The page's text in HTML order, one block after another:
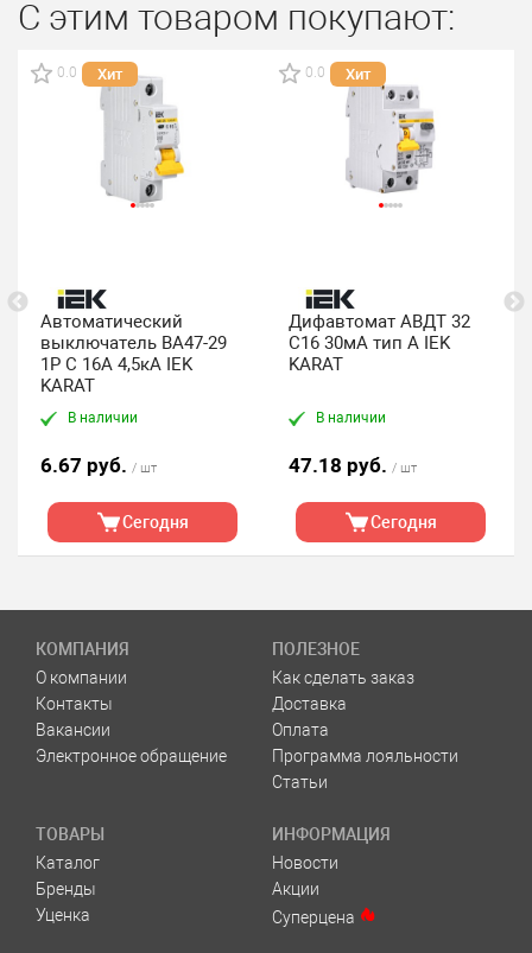
С этим товаром покупают:
0.0 Хит
Автоматический
выключатель ВА47-29
1P C 16А 4,5кА IEK
KARAT
В наличии
6.67 руб. / шт
Сегодня
0.0 Хит
Дифавтомат АВДТ 32
C16 30мА тип A IEK
KARAT
В наличии
47.18 руб. / шт
Сегодня
КОМПАНИЯ
О компании
Контакты
Вакансии
Электронное обращение
ПОЛЕЗНОЕ
Как сделать заказ
Доставка
Оплата
Программа лояльности
Статьи
ТОВАРЫ
Каталог
Бренды
Уценка
ИНФОРМАЦИЯ
Новости
Акции
Суперцена